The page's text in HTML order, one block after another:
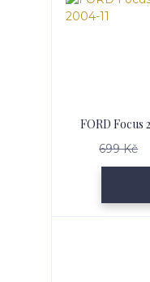
FORD Focus
699 Kč